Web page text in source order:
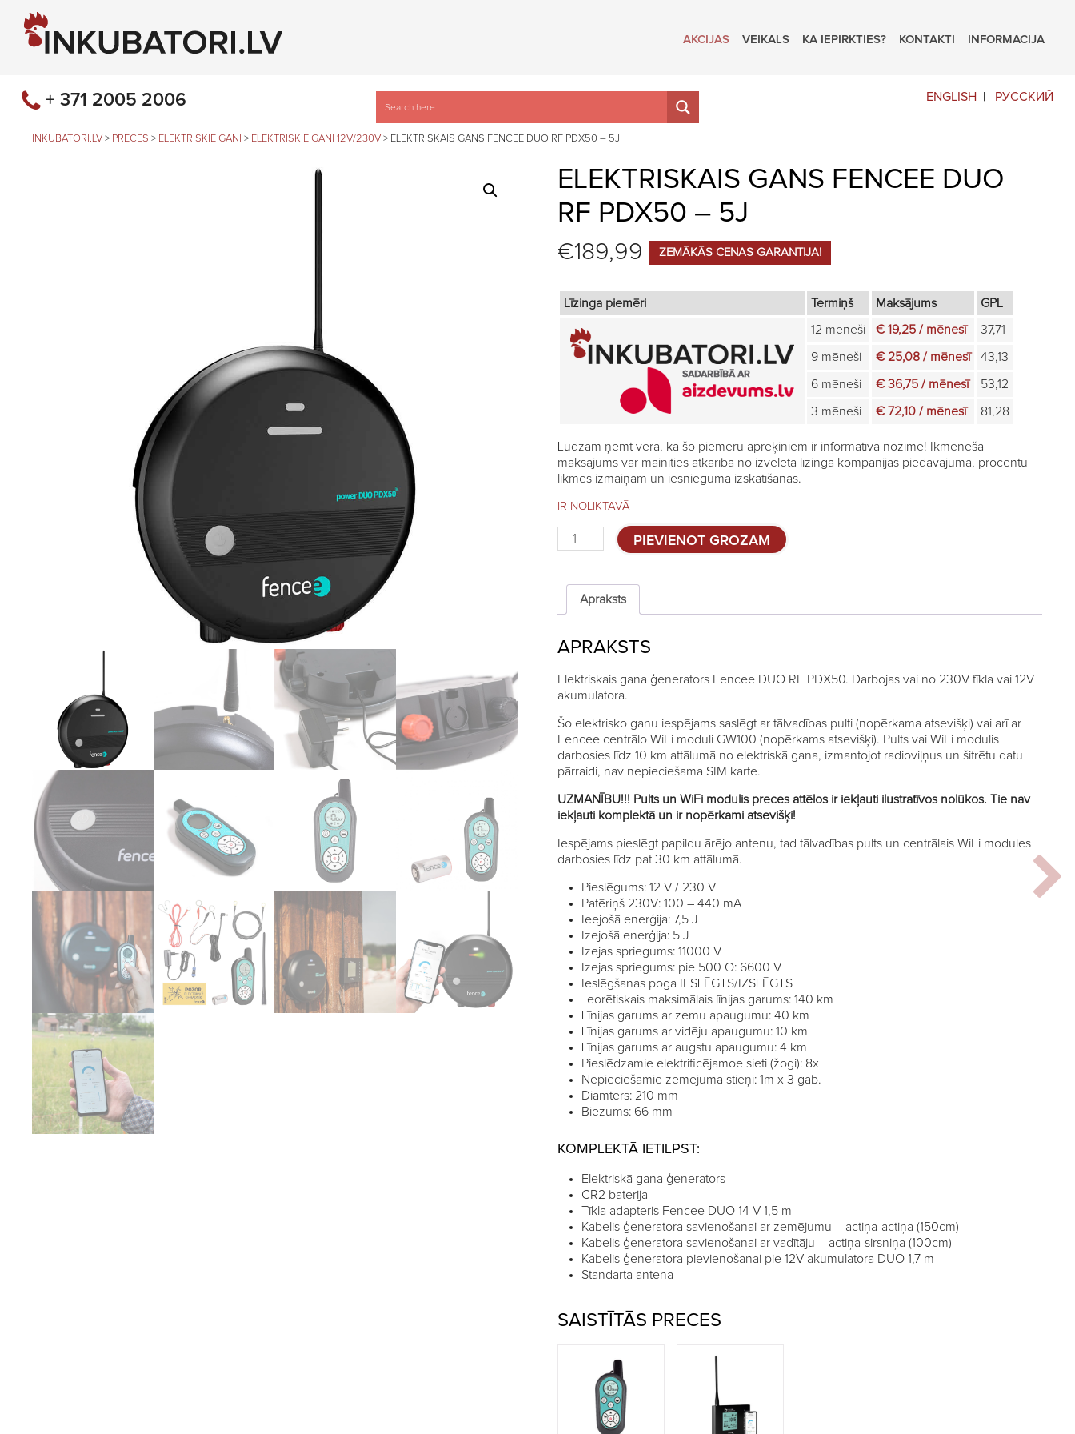
AKCIJAS VEIKALS KĀ IEPIRKTIES? KONTAKTI INFORMĀCIJA
ENGLISH РУССКИЙ
+ 371 2005 2006
INKUBATORI.LV > PRECES > ELEKTRISKIE GANI > ELEKTRISKIE GANI 12V/230V > ELEKTRISKAIS GANS FENCEE DUO RF PDX50 – 5J
ELEKTRISKAIS GANS FENCEE DUO
RF PDX50 – 5J
€189,99 ZEMĀKĀS CENAS GARANTIJA!
Līzinga piemēri Termiņš Maksājums GPL
12 mēneši € 19,25 / mēnesī 37,71
9 mēneši € 25,08 / mēnesī 43,13
6 mēneši € 36,75 / mēnesī 53,12
3 mēneši € 72,10 / mēnesī 81,28
Lūdzam ņemt vērā, ka šo piemēru aprēķiniem ir informatīva nozīme! Ikmēneša
maksājums var mainīties atkarībā no izvēlētā līzinga kompānijas piedāvājuma, procentu
likmes izmaiņām un iesnieguma izskatīšanas.
IR NOLIKTAVĀ
Elektriskais
gans
DUO
PDX50
5J
PIEVIENOT GROZAM
Apraksts
APRAKSTS
Elektriskais gana ģenerators Fencee DUO RF PDX50. Darbojas vai no 230V tīkla vai 12V
akumulatora.
Šo elektrisko ganu iespējams saslēgt ar tālvadības pulti (nopērkama atsevišķi) vai arī ar
Fencee centrālo WiFi moduli GW100 (nopērkams atsevišķi). Pults vai WiFi modulis
darbosies līdz 10 km attālumā no elektriskā gana, izmantojot radioviļņus un šifrētu datu
pārraidi, nav nepieciešama SIM karte.
UZMANĪBU!!! Pults un WiFi modulis preces attēlos ir iekļauti ilustratīvos nolūkos. Tie nav
iekļauti komplektā un ir nopērkami atsevišķi!
Iespējams pieslēgt papildu ārējo antenu, tad tālvadības pults un centrālais WiFi modules
darbosies līdz pat 30 km attālumā.
Pieslēgums: 12 V / 230 V
Patēriņš 230V: 100 – 440 mA
Ieejošā enerģija: 7,5 J
Izejošā enerģija: 5 J
Izejas spriegums: 11000 V
Izejas spriegums: pie 500 Ω: 6600 V
Ieslēgšanas poga IESLĒGTS/IZSLĒGTS
Teorētiskais maksimālais līnijas garums: 140 km
Līnijas garums ar zemu apaugumu: 40 km
Līnijas garums ar vidēju apaugumu: 10 km
Līnijas garums ar augstu apaugumu: 4 km
Pieslēdzamie elektrificējamoe sieti (žogi): 8x
Nepieciešamie zemējuma stieņi: 1m x 3 gab.
Diamters: 210 mm
Biezums: 66 mm
KOMPLEKTĀ IETILPST:
Elektriskā gana ģenerators
CR2 baterija
Tīkla adapteris Fencee DUO 14 V 1,5 m
Kabelis ģeneratora savienošanai ar zemējumu – actiņa-actiņa (150cm)
Kabelis ģeneratora savienošanai ar vadītāju – actiņa-sirsniņa (100cm)
Kabelis ģeneratora pievienošanai pie 12V akumulatora DUO 1,7 m
Standarta antena
SAISTĪTĀS PRECES